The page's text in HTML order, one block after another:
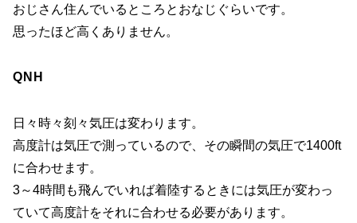
おじさん住んでいるところとおなじぐらいです。
思ったほど高くありません。
QNH
日々時々刻々気圧は変わります。
高度計は気圧で測っているので、その瞬間の気圧で1400ft
に合わせます。
3～4時間も飛んでいれば着陸するときには気圧が変わっ
ていて高度計をそれに合わせる必要があります。